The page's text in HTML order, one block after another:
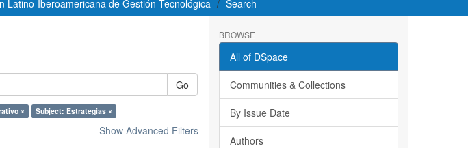
Latino-Iberoamericana de Gestión Tecnológica Search
Go
× Subject: Estrategias ×
Show Advanced Filters
BROWSE
All of DSpace
Communities & Collections
By Issue Date
Authors